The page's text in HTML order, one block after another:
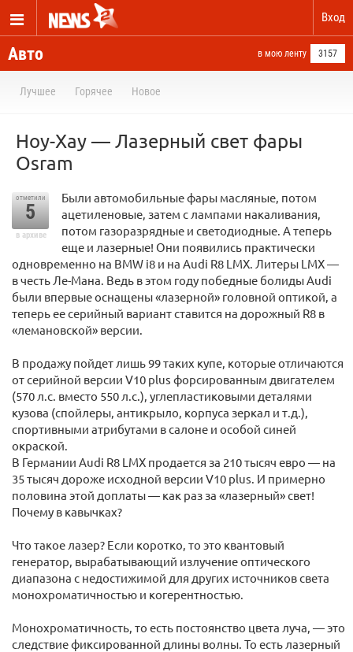
Вход
Авто в мою ленту 3157
Лучшее Горячее Новое
Ноу-Хау — Лазерный свет фары
Osram
отметили
5
в архиве
Были автомобильные фары масляные, потом
ацетиленовые, затем с лампами накаливания,
потом газоразрядные и светодиодные. А теперь
еще и лазерные! Они появились практически
одновременно на BMW i8 и на Audi R8 LMX. Литеры LMX —
в честь Ле-Мана. Ведь в этом году победные болиды Audi
были впервые оснащены «лазерной» головной оптикой, а
теперь ее серийный вариант ставится на дорожный R8 в
«лемановской» версии.
В продажу пойдет лишь 99 таких купе, которые отличаются
от серийной версии V10 plus форсированным двигателем
(570 л.с. вместо 550 л.с.), углепластиковыми деталями
кузова (спойлеры, антикрыло, корпуса зеркал и т.д.),
спортивными атрибутами в салоне и особой синей
окраской.
В Германии Audi R8 LMX продается за 210 тысяч евро — на
35 тысяч дороже исходной версии V10 plus. И примерно
половина этой доплаты — как раз за «лазерный» свет!
Почему в кавычках?
Что такое лазер? Если коротко, то это квантовый
генератор, вырабатывающий излучение оптического
диапазона с недостижимой для других источников света
монохроматичностью и когерентностью.
Монохроматичность, то есть постоянство цвета луча, — это
следствие фиксированной длины волны. То есть лазерный